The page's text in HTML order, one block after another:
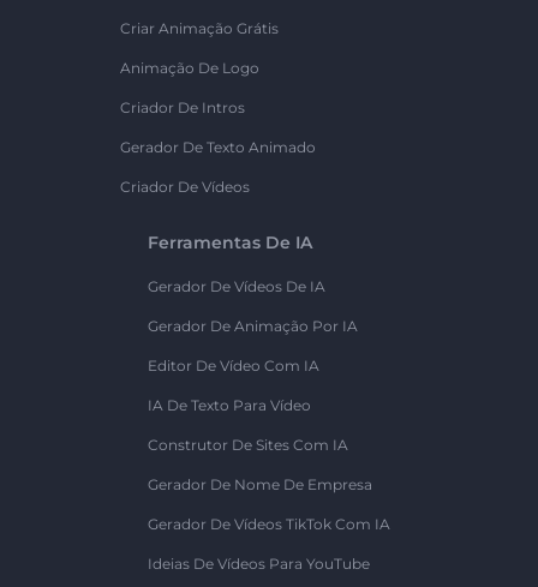
Criar Animação Grátis
Animação De Logo
Criador De Intros
Gerador De Texto Animado
Criador De Vídeos
Ferramentas De IA
Gerador De Vídeos De IA
Gerador De Animação Por IA
Editor De Vídeo Com IA
IA De Texto Para Vídeo
Construtor De Sites Com IA
Gerador De Nome De Empresa
Gerador De Vídeos TikTok Com IA
Ideias De Vídeos Para YouTube